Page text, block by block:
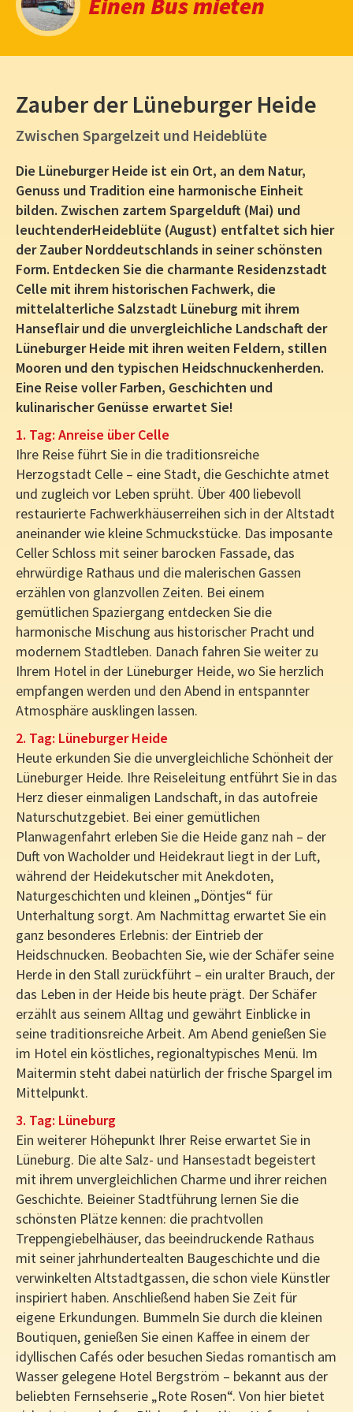
Zauber der Lüneburger Heide
Zwischen Spargelzeit und Heideblüte
Die Lüneburger Heide ist ein Ort, an dem Natur,
Genuss und Tradition eine harmonische Einheit
bilden. Zwischen zartem Spargelduft (Mai) und
leuchtenderHeideblüte (August) entfaltet sich hier
der Zauber Norddeutschlands in seiner schönsten
Form. Entdecken Sie die charmante Residenzstadt
Celle mit ihrem historischen Fachwerk, die
mittelalterliche Salzstadt Lüneburg mit ihrem
Hanseflair und die unvergleichliche Landschaft der
Lüneburger Heide mit ihren weiten Feldern, stillen
Mooren und den typischen Heidschnuckenherden.
Eine Reise voller Farben, Geschichten und
kulinarischer Genüsse erwartet Sie!
1. Tag: Anreise über Celle
Ihre Reise führt Sie in die traditionsreiche
Herzogstadt Celle – eine Stadt, die Geschichte atmet
und zugleich vor Leben sprüht. Über 400 liebevoll
restaurierte Fachwerkhäuserreihen sich in der Altstadt
aneinander wie kleine Schmuckstücke. Das imposante
Celler Schloss mit seiner barocken Fassade, das
ehrwürdige Rathaus und die malerischen Gassen
erzählen von glanzvollen Zeiten. Bei einem
gemütlichen Spaziergang entdecken Sie die
harmonische Mischung aus historischer Pracht und
modernem Stadtleben. Danach fahren Sie weiter zu
Ihrem Hotel in der Lüneburger Heide, wo Sie herzlich
empfangen werden und den Abend in entspannter
Atmosphäre ausklingen lassen.
2. Tag: Lüneburger Heide
Heute erkunden Sie die unvergleichliche Schönheit der
Lüneburger Heide. Ihre Reiseleitung entführt Sie in das
Herz dieser einmaligen Landschaft, in das autofreie
Naturschutzgebiet. Bei einer gemütlichen
Planwagenfahrt erleben Sie die Heide ganz nah – der
Duft von Wacholder und Heidekraut liegt in der Luft,
während der Heidekutscher mit Anekdoten,
Naturgeschichten und kleinen „Döntjes“ für
Unterhaltung sorgt. Am Nachmittag erwartet Sie ein
ganz besonderes Erlebnis: der Eintrieb der
Heidschnucken. Beobachten Sie, wie der Schäfer seine
Herde in den Stall zurückführt – ein uralter Brauch, der
das Leben in der Heide bis heute prägt. Der Schäfer
erzählt aus seinem Alltag und gewährt Einblicke in
seine traditionsreiche Arbeit. Am Abend genießen Sie
im Hotel ein köstliches, regionaltypisches Menü. Im
Maitermin steht dabei natürlich der frische Spargel im
Mittelpunkt.
3. Tag: Lüneburg
Ein weiterer Höhepunkt Ihrer Reise erwartet Sie in
Lüneburg. Die alte Salz- und Hansestadt begeistert
mit ihrem unvergleichlichen Charme und ihrer reichen
Geschichte. Beieiner Stadtführung lernen Sie die
schönsten Plätze kennen: die prachtvollen
Treppengiebelhäuser, das beeindruckende Rathaus
mit seiner jahrhundertealten Baugeschichte und die
verwinkelten Altstadtgassen, die schon viele Künstler
inspiriert haben. Anschließend haben Sie Zeit für
eigene Erkundungen. Bummeln Sie durch die kleinen
Boutiquen, genießen Sie einen Kaffee in einem der
idyllischen Cafés oder besuchen Siedas romantisch am
Wasser gelegene Hotel Bergström – bekannt aus der
beliebten Fernsehserie „Rote Rosen“. Von hier bietet